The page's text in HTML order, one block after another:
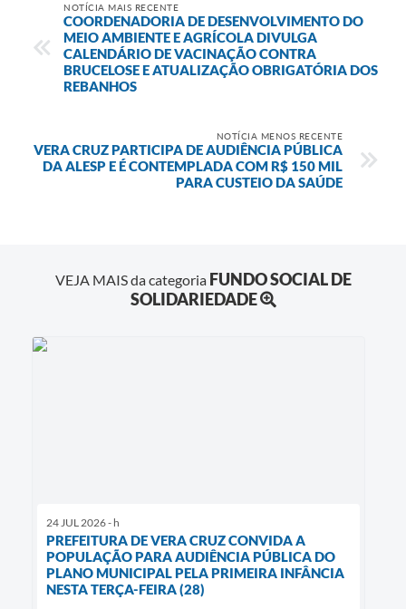
NOTÍCIA MAIS RECENTE
COORDENADORIA DE DESENVOLVIMENTO DO
MEIO AMBIENTE E AGRÍCOLA DIVULGA
CALENDÁRIO DE VACINAÇÃO CONTRA
BRUCELOSE E ATUALIZAÇÃO OBRIGATÓRIA DOS
REBANHOS
NOTÍCIA MENOS RECENTE
VERA CRUZ PARTICIPA DE AUDIÊNCIA PÚBLICA
DA ALESP E É CONTEMPLADA COM R$ 150 MIL
PARA CUSTEIO DA SAÚDE
VEJA MAIS da categoria FUNDO SOCIAL DE
SOLIDARIEDADE
24 JUL 2026 - h
PREFEITURA DE VERA CRUZ CONVIDA A
POPULAÇÃO PARA AUDIÊNCIA PÚBLICA DO
PLANO MUNICIPAL PELA PRIMEIRA INFÂNCIA
NESTA TERÇA-FEIRA (28)